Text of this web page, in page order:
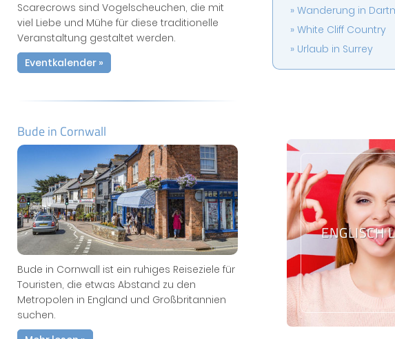
Scarecrows sind Vogelscheuchen, die mit
viel Liebe und Mühe für diese traditionelle
Veranstaltung gestaltet werden.
Eventkalender »
Bude in Cornwall
Bude in Cornwall ist ein ruhiges Reiseziele für
Touristen, die etwas Abstand zu den
Metropolen in England und Großbritannien
suchen.
Wanderung in
White Cliff Country
Urlaub in Surrey
ENGLISCH